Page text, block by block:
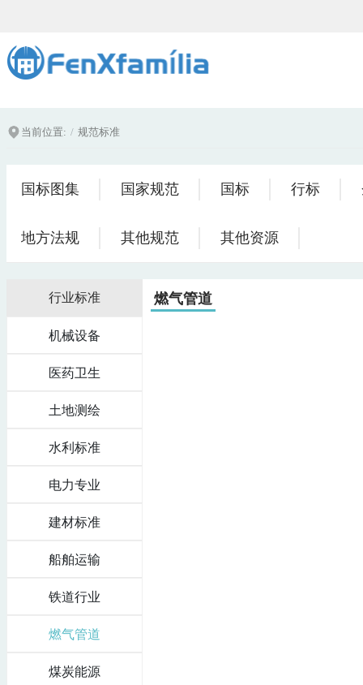
当前位置: 规范标准
国标图集 国家规范 国标 行标
地方法规 其他规范 其他资源
行业标准
机械设备
医药卫生
土地测绘
水利标准
电力专业
建材标准
船舶运输
铁道行业
燃气管道
煤炭能源
燃气管道